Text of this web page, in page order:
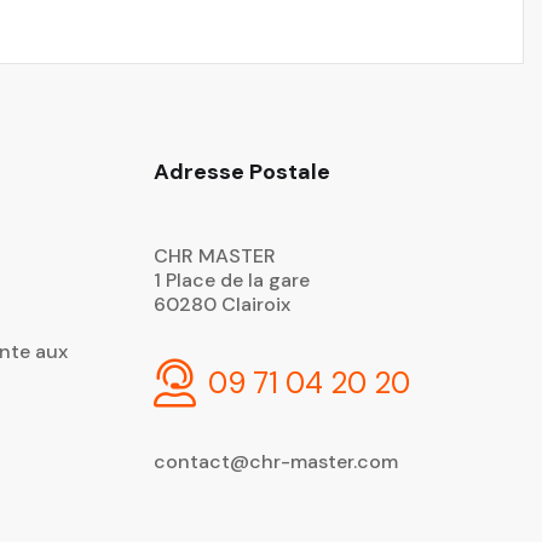
aux
Adresse Postale
CHR MASTER
1 Place de la gare
60280 Clairoix
09 71 04 20 20
contact@chr-master.com